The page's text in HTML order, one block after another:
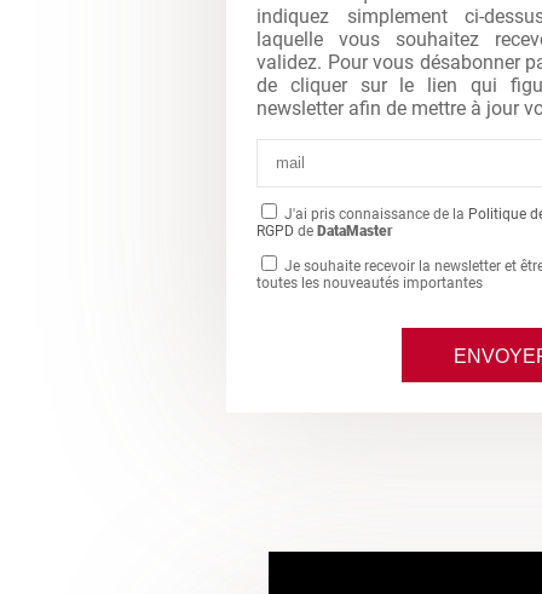
indiquez simplement ci-
laquelle vous souhaitez
validez. Pour vous désabonner
de cliquer sur le lien qui
newsletter afin de mettre à jour
J'ai pris connaissance de la Politique
RGPD de DataMaster
Je souhaite recevoir la newsletter et
toutes les nouveautés importantes